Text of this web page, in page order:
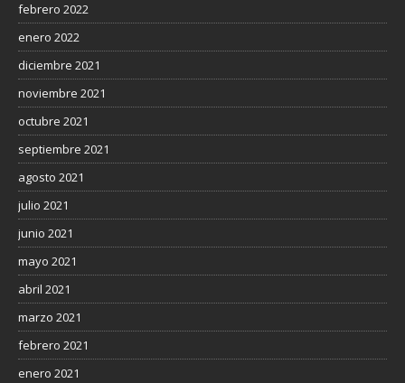
febrero 2022
enero 2022
diciembre 2021
noviembre 2021
octubre 2021
septiembre 2021
agosto 2021
julio 2021
junio 2021
mayo 2021
abril 2021
marzo 2021
febrero 2021
enero 2021